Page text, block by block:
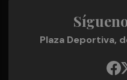
Plaza Deportiva,